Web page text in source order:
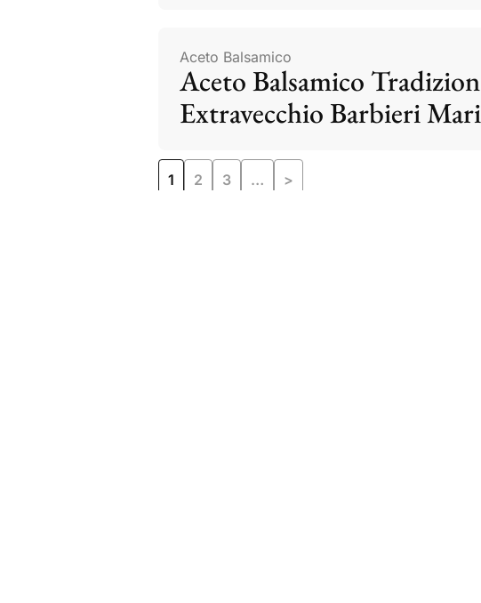
Aceto Balsamico
Aceto Balsamico
Extravecchio Barbieri
1 2 3 … >